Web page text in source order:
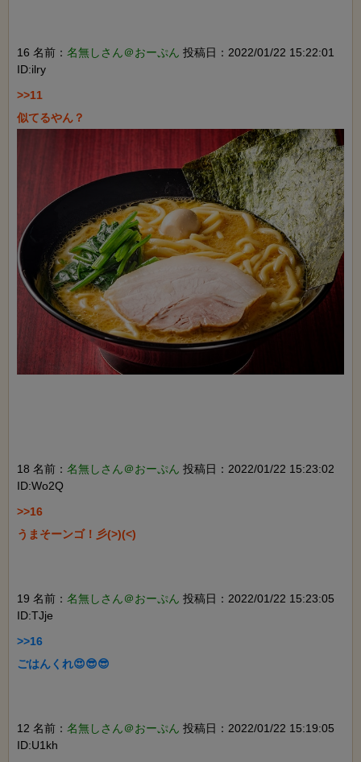
16 名前： 名無しさん＠おーぷん 投稿日：2022/01/22 15:22:01
ID:ilry
>>11
18 名前： 名無しさん＠おーぷん 投稿日：2022/01/22 15:23:02
ID:Wo2Q
>>16
うまそーンゴ！彡(>)(<)
19 名前： 名無しさん＠おーぷん 投稿日：2022/01/22 15:23:05
ID:TJje
>>16
ごはんくれ😍😎😎
12 名前： 名無しさん＠おーぷん 投稿日：2022/01/22 15:19:05
ID:U1kh